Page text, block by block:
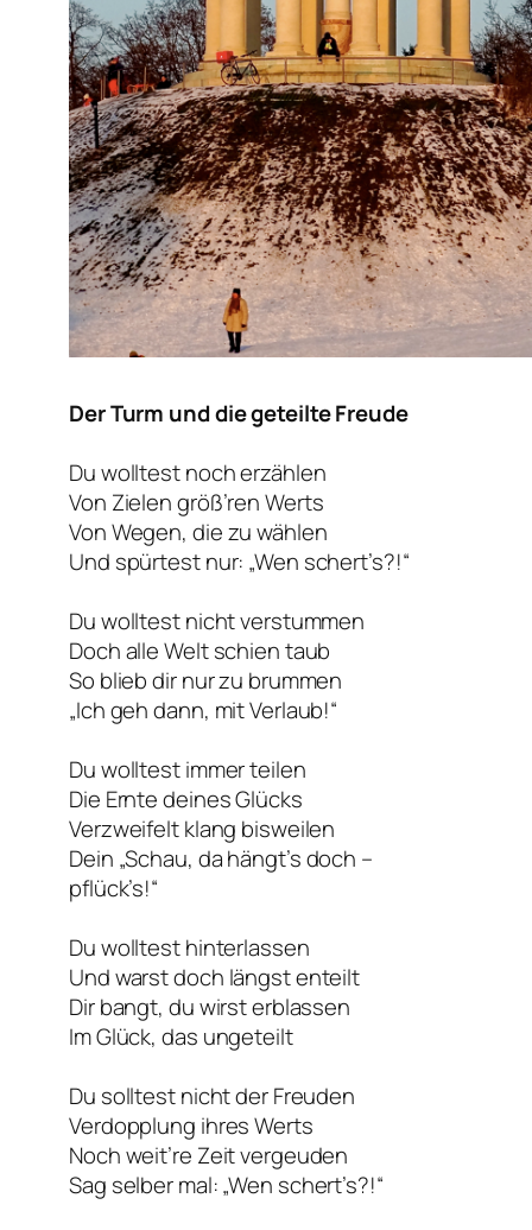
Der Turm und die geteilte Freude
Du wolltest noch erzählen
Von Zielen größ’ren Werts
Von Wegen, die zu wählen
Und spürtest nur: „Wen schert’s?!“
Du wolltest nicht verstummen
Doch alle Welt schien taub
So blieb dir nur zu brummen
„Ich geh dann, mit Verlaub!“
Du wolltest immer teilen
Die Ernte deines Glücks
Verzweifelt klang bisweilen
Dein „Schau, da hängt’s doch –
pflück’s!“
Du wolltest hinterlassen
Und warst doch längst enteilt
Dir bangt, du wirst erblassen
Im Glück, das ungeteilt
Du solltest nicht der Freuden
Verdopplung ihres Werts
Noch weit’re Zeit vergeuden
Sag selber mal: „Wen schert’s?!“